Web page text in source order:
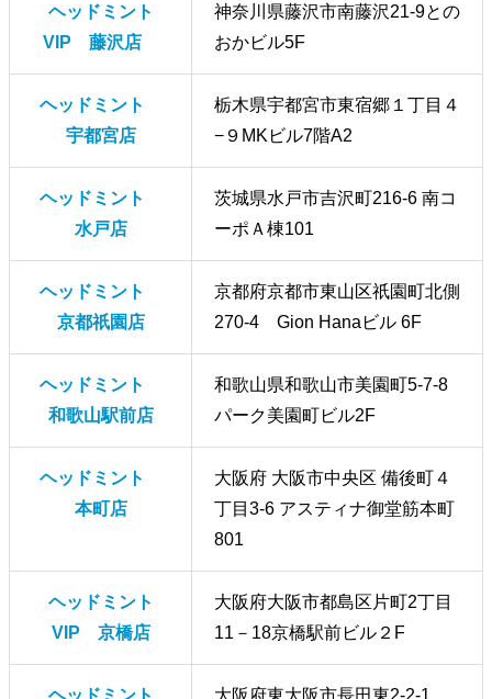
ヘッドミント
VIP 藤沢店
神奈川県藤沢市南藤沢21-9との
おかビル5F
ヘッドミント
宇都宮店
栃木県宇都宮市東宿郷１丁目４
−９MKビル7階A2
ヘッドミント
水戸店
茨城県水戸市吉沢町216-6 南コ
ーポＡ棟101
ヘッドミント
京都祇園店
京都府京都市東山区祇園町北側
270-4 Gion Hanaビル 6F
ヘッドミント
和歌山駅前店
和歌山県和歌山市美園町5-7-8
パーク美園町ビル2F
ヘッドミント
本町店
大阪府 大阪市中央区 備後町４
丁目3-6 アスティナ御堂筋本町
801
ヘッドミント
VIP 京橋店
大阪府大阪市都島区片町2丁目
11－18京橋駅前ビル２F
ヘッドミント
大阪府東大阪市長田東2-2‐1